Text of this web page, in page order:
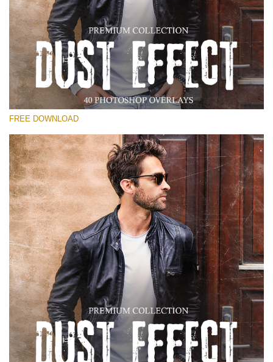
Kérlek, válassz
Free Photoshop Overlay
Small 800*533px
Dust Effect
(40 Overlays)
Entire Collection
(1783 Overlays)
Large 6000*4000px
Ingyenes letöltés
FREE DOWNLOAD